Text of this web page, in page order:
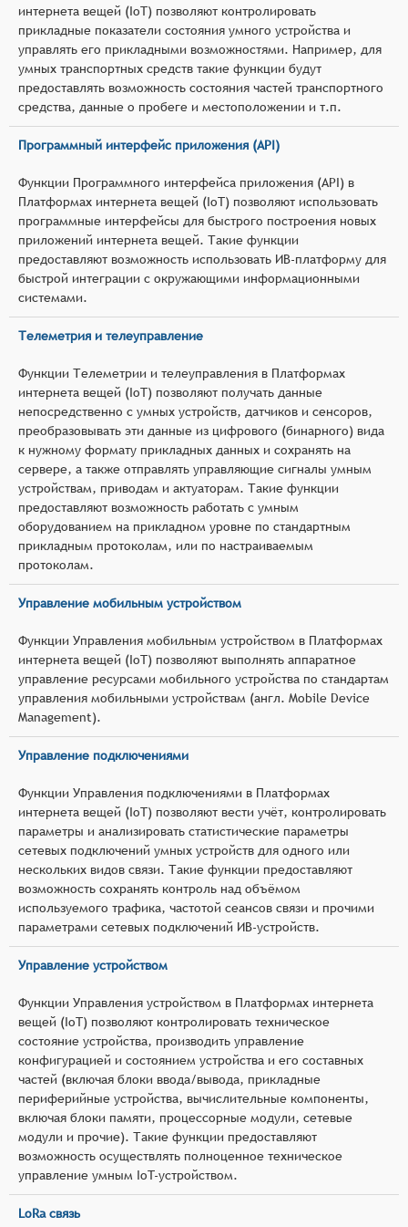
интернета вещей (IoT) позволяют контролировать
прикладные показатели состояния умного устройства и
управлять его прикладными возможностями. Например, для
умных транспортных средств такие функции будут
предоставлять возможность состояния частей транспортного
средства, данные о пробеге и местоположении и т.п.
Программный интерфейс приложения (API)
Функции Программного интерфейса приложения (API) в
Платформах интернета вещей (IoT) позволяют использовать
программные интерфейсы для быстрого построения новых
приложений интернета вещей. Такие функции
предоставляют возможность использовать ИВ-платформу для
быстрой интеграции с окружающими информационными
системами.
Телеметрия и телеуправление
Функции Телеметрии и телеуправления в Платформах
интернета вещей (IoT) позволяют получать данные
непосредственно с умных устройств, датчиков и сенсоров,
преобразовывать эти данные из цифрового (бинарного) вида
к нужному формату прикладных данных и сохранять на
сервере, а также отправлять управляющие сигналы умным
устройствам, приводам и актуаторам. Такие функции
предоставляют возможность работать с умным
оборудованием на прикладном уровне по стандартным
прикладным протоколам, или по настраиваемым
протоколам.
Управление мобильным устройством
Функции Управления мобильным устройством в Платформах
интернета вещей (IoT) позволяют выполнять аппаратное
управление ресурсами мобильного устройства по стандартам
управления мобильными устройствам (англ. Mobile Device
Management).
Управление подключениями
Функции Управления подключениями в Платформах
интернета вещей (IoT) позволяют вести учёт, контролировать
параметры и анализировать статистические параметры
сетевых подключений умных устройств для одного или
нескольких видов связи. Такие функции предоставляют
возможность сохранять контроль над объёмом
используемого трафика, частотой сеансов связи и прочими
параметрами сетевых подключений ИВ-устройств.
Управление устройством
Функции Управления устройством в Платформах интернета
вещей (IoT) позволяют контролировать техническое
состояние устройства, производить управление
конфигурацией и состоянием устройства и его составных
частей (включая блоки ввода/вывода, прикладные
периферийные устройства, вычислительные компоненты,
включая блоки памяти, процессорные модули, сетевые
модули и прочие). Такие функции предоставляют
возможность осуществлять полноценное техническое
управление умным IoT-устройством.
LoRa связь